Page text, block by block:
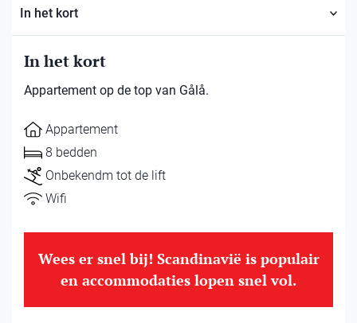
In het kort
In het kort
Appartement op de top van Gålå.
Appartement
8 bedden
Onbekendm tot de lift
Wifi
Wees er snel bij! Scandinavië is populair
en accommodaties lopen snel vol.